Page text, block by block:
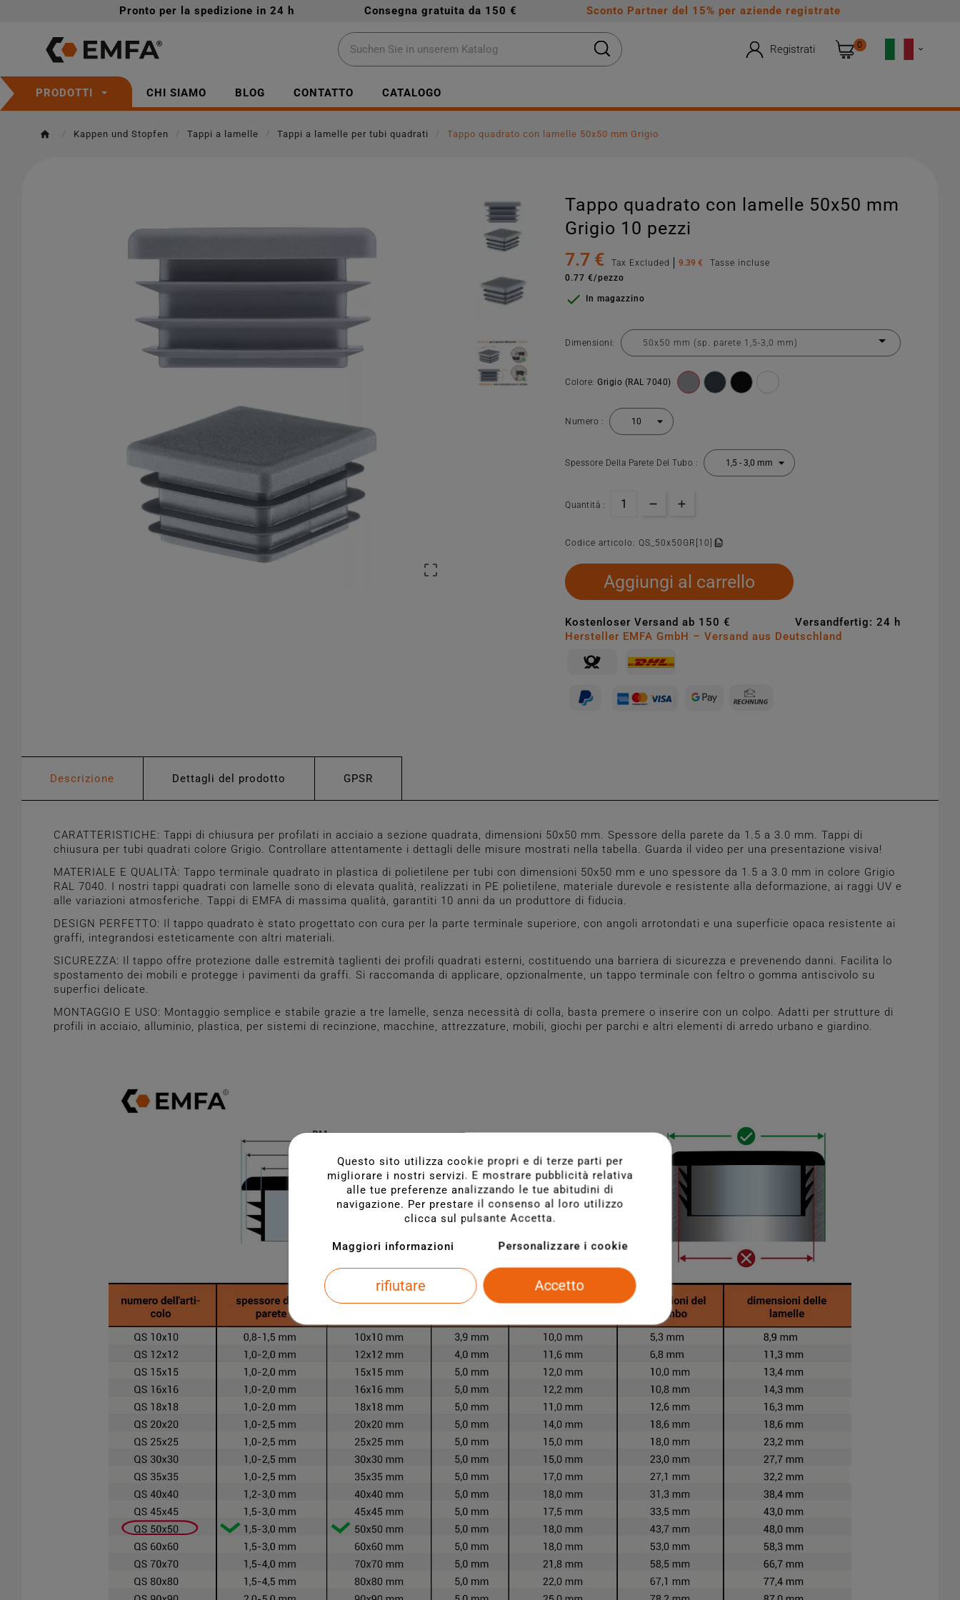
Pronto per la spedizione in 24 h Consegna gratuita da 150 € Sconto Partner del 15% per aziende registrate
Registrati 0 
PRODOTTI CHI SIAMO BLOG CONTATTO CATALOGO
Kappen und Stopfen Tappi a lamelle Tappi a lamelle per tubi quadrati Tappo quadrato con lamelle 50x50 mm Grigio

Tappo quadrato con lamelle 50x50 mm
Grigio 10 pezzi
7.7 €
Tax Excluded 9.39 €
Tasse incluse
0.77 €/pezzo
 In magazzino
Dimensioni:
Colore:Grigio (RAL 7040)
Numero :
Spessore Della Parete Del Tubo :
Quantità :
Codice articolo:QS_50x50GR[10]
Aggiungi al carrello
Kostenloser Versand ab 150 €
Versandfertig: 24 h
Hersteller EMFA GmbH – Versand aus Deutschland
Descrizione Dettagli del prodotto GPSR
CARATTERISTICHE: Tappi di chiusura per profilati in acciaio a sezione quadrata, dimensioni 50x50 mm. Spessore della parete da 1.5 a 3.0 mm. Tappi di
chiusura per tubi quadrati colore Grigio. Controllare attentamente i dettagli delle misure mostrati nella tabella. Guarda il video per una presentazione visiva!
MATERIALE E QUALITÀ: Tappo terminale quadrato in plastica di polietilene per tubi con dimensioni 50x50 mm e uno spessore da 1.5 a 3.0 mm in colore Grigio
RAL 7040. I nostri tappi quadrati con lamelle sono di elevata qualità, realizzati in PE polietilene, materiale durevole e resistente alla deformazione, ai raggi UV e
alle variazioni atmosferiche. Tappi di EMFA di massima qualità, garantiti 10 anni da un produttore di fiducia.
DESIGN PERFETTO: Il tappo quadrato è stato progettato con cura per la parte terminale superiore, con angoli arrotondati e una superficie opaca resistente ai
graffi, integrandosi esteticamente con altri materiali.
SICUREZZA: Il tappo offre protezione dalle estremità taglienti dei profili quadrati esterni, costituendo una barriera di sicurezza e prevenendo danni. Facilita lo
spostamento dei mobili e protegge i pavimenti da graffi. Si raccomanda di applicare, opzionalmente, un tappo terminale con feltro o gomma antiscivolo su
superfici delicate.
MONTAGGIO E USO: Montaggio semplice e stabile grazie a tre lamelle, senza necessità di colla, basta premere o inserire con un colpo. Adatti per strutture di
profili in acciaio, alluminio, plastica, per sistemi di recinzione, macchine, attrezzature, mobili, giochi per parchi e altri elementi di arredo urbano e giardino.
Questo sito utilizza cookie propri e di terze parti per
migliorare i nostri servizi. E mostrare pubblicità relativa
alle tue preferenze analizzando le tue abitudini di
navigazione. Per prestare il consenso al loro utilizzo
clicca sul pulsante Accetta.
Maggiori informazioni Personalizzare i cookie
rifiutare Accetto